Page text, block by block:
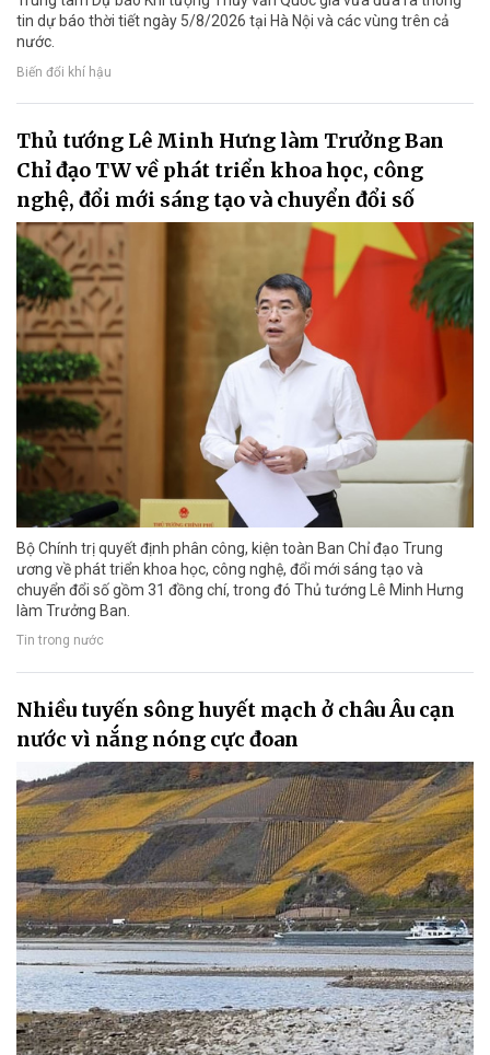
tin dự báo thời tiết ngày 5/8/2026 tại Hà Nội và các vùng trên cả
nước.
Biến đổi khí hậu
Thủ tướng Lê Minh Hưng làm Trưởng Ban
Chỉ đạo TW về phát triển khoa học, công
nghệ, đổi mới sáng tạo và chuyển đổi số
Bộ Chính trị quyết định phân công, kiện toàn Ban Chỉ đạo Trung
ương về phát triển khoa học, công nghệ, đổi mới sáng tạo và
chuyển đổi số gồm 31 đồng chí, trong đó Thủ tướng Lê Minh Hưng
làm Trưởng Ban.
Tin trong nước
Nhiều tuyến sông huyết mạch ở châu Âu cạn
nước vì nắng nóng cực đoan